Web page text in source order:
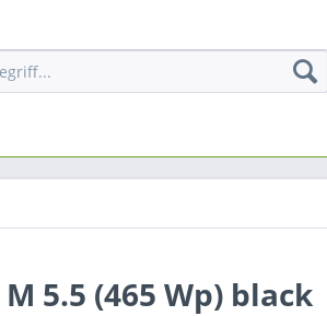
5.5 (465 Wp) black